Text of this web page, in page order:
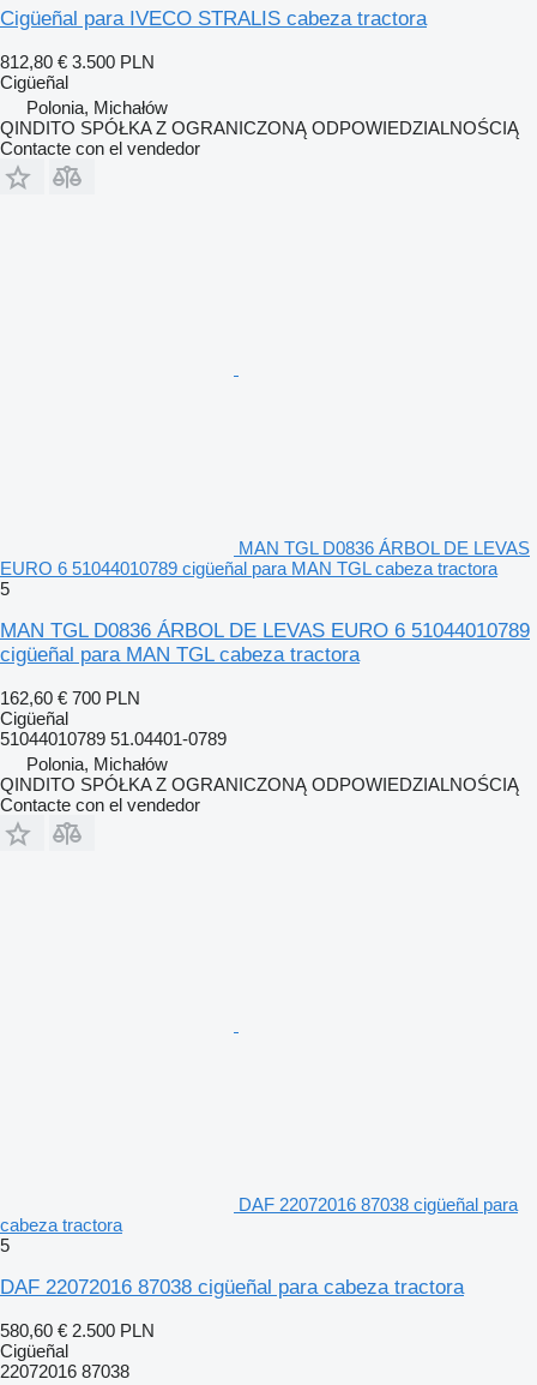
Cigüeñal para IVECO STRALIS cabeza tractora
812,80 € 3.500 PLN
Cigüeñal
Polonia, Michałów
QINDITO SPÓŁKA Z OGRANICZONĄ ODPOWIEDZIALNOŚCIĄ
Contacte con el vendedor
MAN TGL D0836 ÁRBOL DE LEVAS
EURO 6 51044010789 cigüeñal para MAN TGL cabeza tractora
5
MAN TGL D0836 ÁRBOL DE LEVAS EURO 6 51044010789
cigüeñal para MAN TGL cabeza tractora
162,60 € 700 PLN
Cigüeñal
51044010789 51.04401-0789
Polonia, Michałów
QINDITO SPÓŁKA Z OGRANICZONĄ ODPOWIEDZIALNOŚCIĄ
Contacte con el vendedor
DAF 22072016 87038 cigüeñal para
cabeza tractora
5
DAF 22072016 87038 cigüeñal para cabeza tractora
580,60 € 2.500 PLN
Cigüeñal
22072016 87038